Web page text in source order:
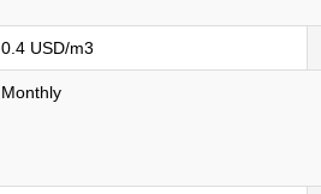
0.4 USD/m3
Monthly